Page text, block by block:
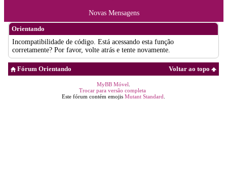
Novas Mensagens
Orientando
Incompatibilidade de código. Está acessando esta função
corretamente? Por favor, volte atrás e tente novamente.
Voltar ao topo
Fórum Orientando
MyBB Móvel
Trocar para versão completa
Este fórum contém emojis Mutant Standard